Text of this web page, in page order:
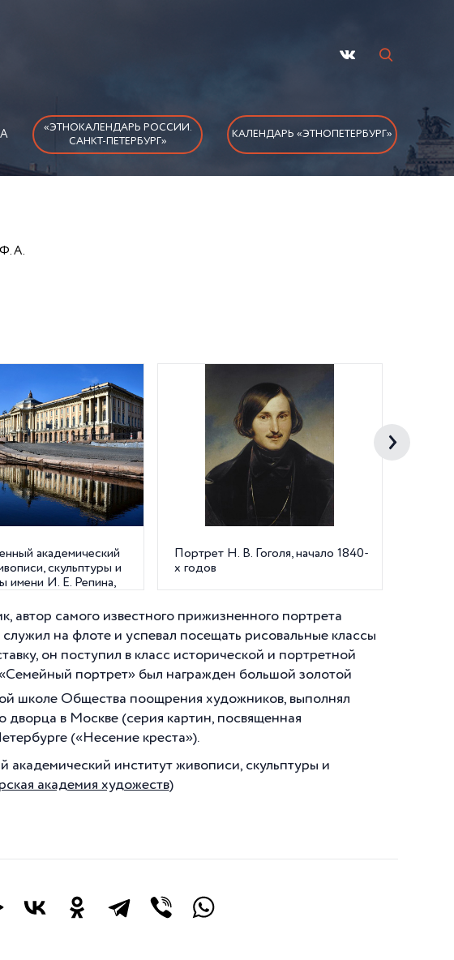
«ЭТНОКАЛЕНДАРЬ РОССИИ.
САНКТ-ПЕТЕРБУРГ»
КАЛЕНДАРЬ «ЭТНОПЕТЕРБУРГ»
А.
академический
скульптуры и
имени И. Е. Репина,
Портрет Н. В. Гоголя, начало 1840-
х годов
самого известного прижизненного портрета
на флоте и успевал посещать рисовальные классы
он поступил в класс исторической и портретной
портрет» был награжден большой золотой
школе Общества поощрения художников, выполнял
дворца в Москве (серия картин, посвященная
(«Несение креста»).
академический институт живописи, скульптуры и
академия художеств)